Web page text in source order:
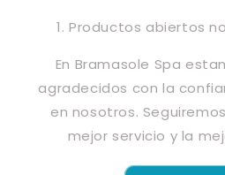
1. Productos abiertos
En Bramasole Spa
agradecidos con la
en nosotros.
mejor servicio y la